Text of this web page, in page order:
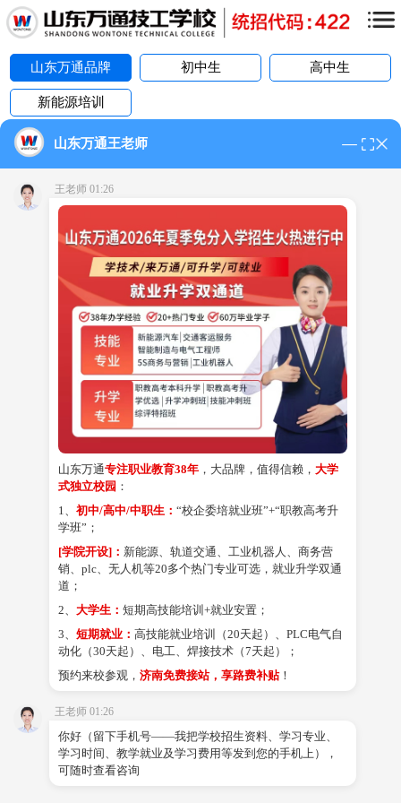
山东万通品牌 初中生 高中生
新能源培训
当前位置: 主页>问答模块
山东万通技工学校靠谱吗？
山东万通技工学校好吗？咱们今天
就聊点实在的，不整那些虚头巴脑
的宣传词儿
山东万通技工学校好吗？
山东万通汽车学院在哪里
山东万通汽车学院地址
共 6条记录
预约初中就业班名额
击
山东万通王老师
王老师 01:26
山东万通专注职业教育38年 ，大品牌，值得信赖， 大学
式独立校园 ：
1、 初中/高中/中职生： “校企委培就业班”+“职教高考升
学班”；
[学院开设]： 新能源、轨道交通、工业机器人、商务营
销、plc、无人机等20多个热门专业可选，就业升学双通
道；
2、 大学生： 短期高技能培训+就业安置；
3、 短期就业： 高技能就业培训（20天起）、PLC电气自
动化（30天起）、电工、焊接技术（7天起）；
预约来校参观， 济南免费接站，享路费补贴！
王老师 01:26
你好（留下手机号——我把学校招生资料、学习专业、
学习时间、教学就业及学习费用等发到您的手机上），
可随时查看咨询